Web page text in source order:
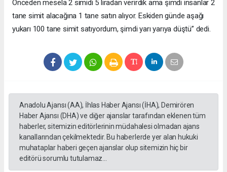
Önceden mesela 2 simidi 5 liradan verirdik ama şimdi insanlar 2
tane simit alacağına 1 tane satın alıyor. Eskiden günde aşağı
yukarı 100 tane simit satıyordum, şimdi yarı yarıya düştü” dedi.
Anadolu Ajansı (AA), İhlas Haber Ajansı (İHA), Demirören
Haber Ajansı (DHA) ve diğer ajanslar tarafından eklenen tüm
haberler, sitemizin editörlerinin müdahalesi olmadan ajans
kanallarından çekilmektedir. Bu haberlerde yer alan hukuki
muhataplar haberi geçen ajanslar olup sitemizin hiç bir
editörü sorumlu tutulamaz...